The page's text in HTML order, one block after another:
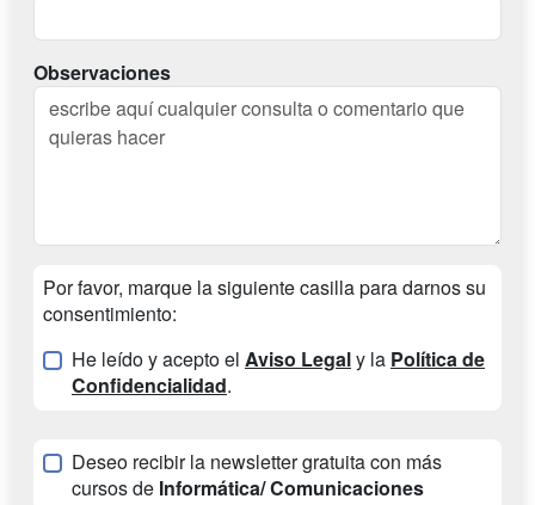
Observaciones
Por favor, marque la siguiente casilla para darnos su
consentimiento:
He leído y acepto el Aviso Legaly la Política de
Confidencialidad.
Deseo recibir la newsletter gratuita con más
cursos de Informática/ Comunicaciones